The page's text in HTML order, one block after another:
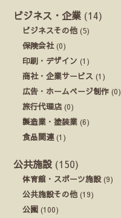
ビジネス・企業 (14)
ビジネスその他 (5)
保険会社(0)
印刷・デザイン (1)
商社・企業サービス (1)
広告・ホームページ制作 (0)
旅行代理店 (0)
製造業・塗装業 (6)
食品関連 (1)
公共施設 (150)
体育館・スポーツ施設(9)
公共施設その他 (19)
公園 (100)